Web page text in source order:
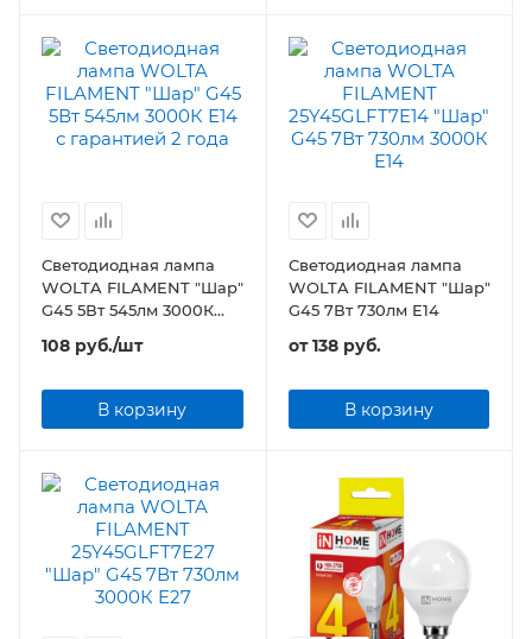
Светодиодная лампа
WOLTA FILAMENT "Шар"
G45 5Вт 545лм 3000К
108 руб./шт
В корзину
Светодиодная лампа
WOLTA FILAMENT "Шар"
G45 7Вт 730лм E14
от138 руб.
В корзину